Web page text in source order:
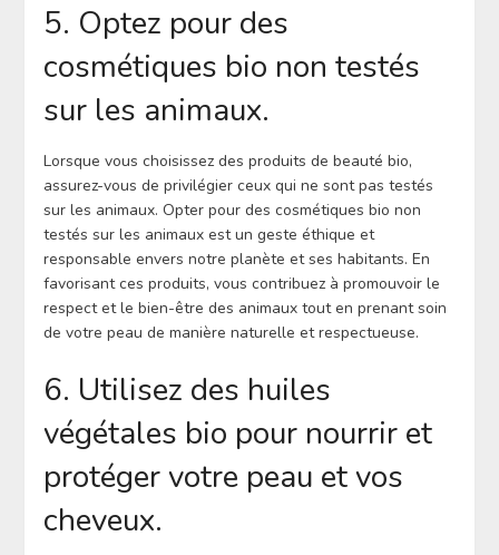
5. Optez pour des
cosmétiques bio non testés
sur les animaux.
Lorsque vous choisissez des produits de beauté bio,
assurez-vous de privilégier ceux qui ne sont pas testés
sur les animaux. Opter pour des cosmétiques bio non
testés sur les animaux est un geste éthique et
responsable envers notre planète et ses habitants. En
favorisant ces produits, vous contribuez à promouvoir le
respect et le bien-être des animaux tout en prenant soin
de votre peau de manière naturelle et respectueuse.
6. Utilisez des huiles
végétales bio pour nourrir et
protéger votre peau et vos
cheveux.